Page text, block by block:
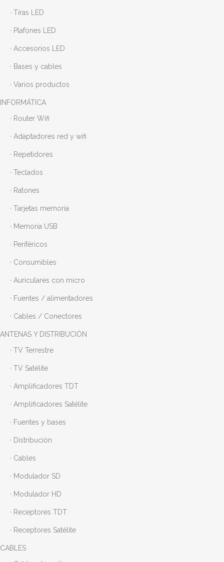
· Tiras LED
· Plafones LED
· Accesorios LED
· Bases y cables
· Varios productos
INFORMÁTICA
· Router Wifi
· Adaptadores red y wifi
· Repetidores
· Teclados
· Ratones
· Tarjetas memoria
· Memoria USB
· Periféricos
· Consumibles
· Auriculares con micro
· Fuentes / alimentadores
· Cables / Conectores
ANTENAS Y DISTRIBUCIÓN
· TV Terrestre
· TV Satélite
· Amplificadores TDT
· Amplificadores Satélite
· Fuentes y bases
· Distribución
· Cables
· Modulador SD
· Modulador HD
· Receptores TDT
· Receptores Satélite
CABLES